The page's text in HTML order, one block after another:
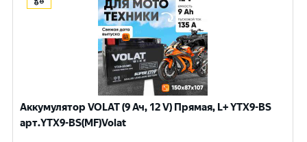
Аккумулятор VOLAT (9 Ач, 12 V) Прямая, L+ YTX9-BS
арт.YTX9-BS(MF)Volat